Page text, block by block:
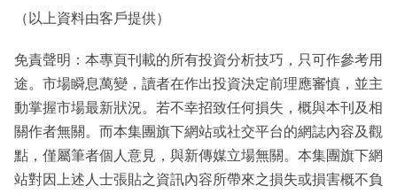
（以上資料由客戶提供）
免責聲明：本專頁刊載的所有投資分析技巧，只可作參考用
途。市場瞬息萬變，讀者在作出投資決定前理應審慎，並主
動掌握市場最新狀況。若不幸招致任何損失，概與本刊及相
關作者無關。而本集團旗下網站或社交平台的網誌內容及觀
點，僅屬筆者個人意見，與新傳媒立場無關。本集團旗下網
站對因上述人士張貼之資訊內容所帶來之損失或損害概不負